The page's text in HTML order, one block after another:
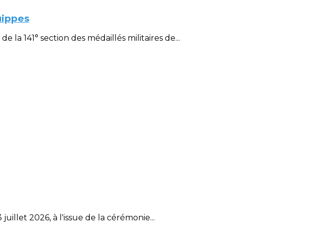
la 141° section des médaillés militaires de...
2026, à l'issue de la cérémonie...